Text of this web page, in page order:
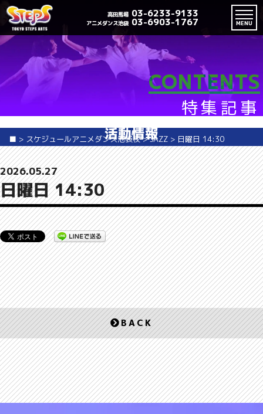
高田馬場 03-6233-9133
アニメダンス池袋 03-6903-1767 MENU
CONTENTS
特集記事
■ > スケジュールアニメダンス池袋校>JAZZ > 日曜日 14:30
活動情報
2026.05.27
日曜日 14:30
BACK